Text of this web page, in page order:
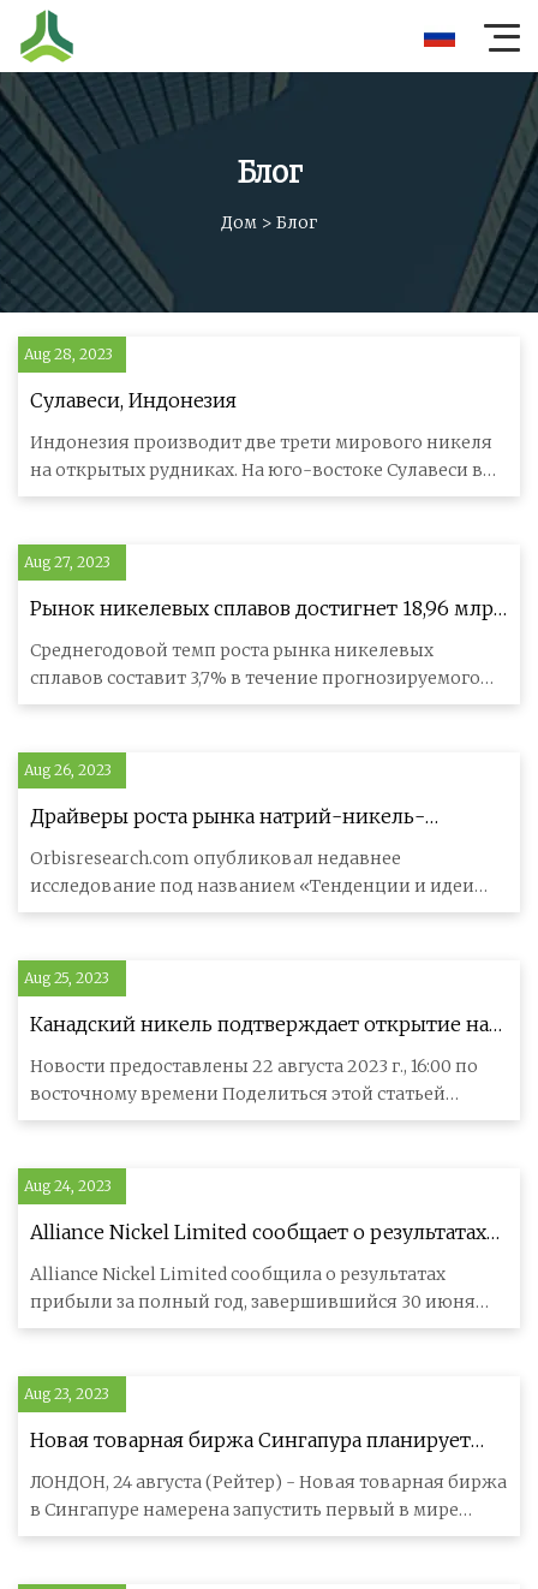
Блог
Дом > Блог
Aug 28, 2023
Сулавеси, Индонезия
Индонезия производит две трети мирового никеля
на открытых рудниках. На юго-востоке Сулавеси в
настоящее время действу
Aug 27, 2023
Рынок никелевых сплавов достигнет 18,96 млрд
долларов США, возможности роста и прогноз на
2029 год
Среднегодовой темп роста рынка никелевых
сплавов составит 3,7% в течение прогнозируемого
периода 2023-2029 годов, и, вер
Aug 26, 2023
Драйверы роста рынка натрий-никель-
хлоридных аккумуляторов в 2023 году и
перспективы на будущее
Orbisresearch.com опубликовал недавнее
исследование под названием «Тенденции и идеи
мирового рынка хлоридно-натриевых б
Aug 25, 2023
Канадский никель подтверждает открытие на
объекте недвижимости Mann Northwest
Property
Новости предоставлены 22 августа 2023 г., 16:00 по
восточному времени Поделиться этой статьей
Основные моменты ТОРОНТО,
Aug 24, 2023
Alliance Nickel Limited сообщает о результатах
прибыли за полный год, закончившийся 30
июня 2023 г.
Alliance Nickel Limited сообщила о результатах
прибыли за полный год, завершившийся 30 июня
2023 года. Компания сообщила
Aug 23, 2023
Новая товарная биржа Сингапура планирует
запустить контракт на никель для
электромобилей в этом году
ЛОНДОН, 24 августа (Рейтер) - Новая товарная биржа
в Сингапуре намерена запустить первый в мире
фьючерсный контракт на т